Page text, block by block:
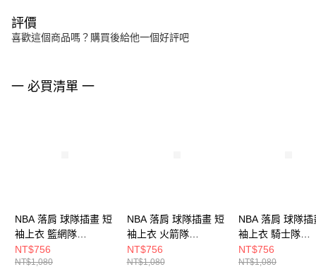
評價
喜歡這個商品嗎？購買後給他一個好評吧
一 必買清單 一
NBA 落肩 球隊插畫 短
袖上衣 籃網隊
3525103120
NT$756
NT$1,080
NBA 落肩 球隊插畫 短
袖上衣 火箭隊
3625101080
NT$756
NT$1,080
NBA 落肩 球隊插
袖上衣 騎士隊
3625100942
NT$756
NT$1,080